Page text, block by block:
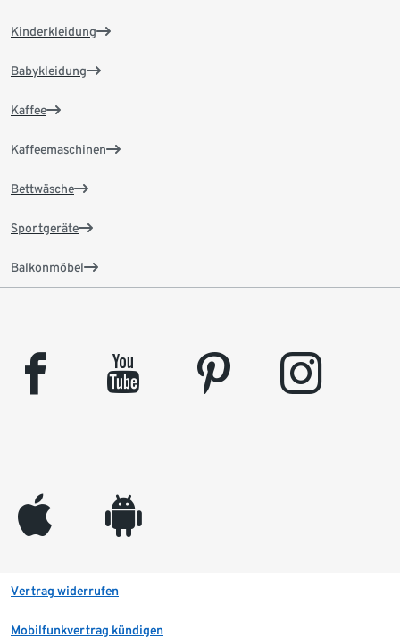
Kinderkleidung
Babykleidung
Kaffee
Kaffeemaschinen
Bettwäsche
Sportgeräte
Balkonmöbel
facebook youtube pinterest instagram
appleinc android
Vertrag widerrufen
Mobilfunkvertrag kündigen